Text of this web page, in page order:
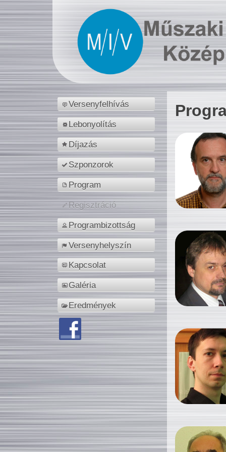
Versenyfelhívás
Lebonyolítás
Díjazás
Szponzorok
Program
Regisztráció
Programbizottság
Versenyhelyszín
Kapcsolat
Galéria
Eredmények